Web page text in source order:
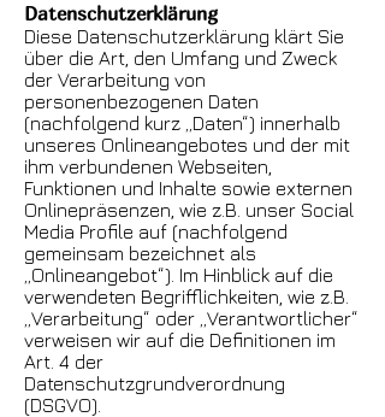
Datenschutzerklärung
Diese Datenschutzerklärung klärt Sie
über die Art, den Umfang und Zweck
der Verarbeitung von
personenbezogenen Daten
(nachfolgend kurz „Daten“) innerhalb
unseres Onlineangebotes und der mit
ihm verbundenen Webseiten,
Funktionen und Inhalte sowie externen
Onlinepräsenzen, wie z.B. unser Social
Media Profile auf (nachfolgend
gemeinsam bezeichnet als
„Onlineangebot“). Im Hinblick auf die
verwendeten Begrifflichkeiten, wie z.B.
„Verarbeitung“ oder „Verantwortlicher“
verweisen wir auf die Definitionen im
Art. 4 der
Datenschutzgrundverordnung
(DSGVO).